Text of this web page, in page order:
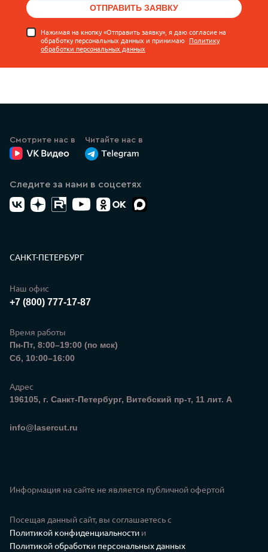
ОТПРАВИТЬ ЗАЯВКУ
Нажимая на кнопку «Отправить заявку», я даю согласие на
обработку персональных данных и принимаю Политику
обработки персональных данных
Смотрите нас в
ВК Видео
Читайте нас в
Канал Лазеркат в Телеграмме
Следите за нами в соцсетях
ВК ДзенRuTubeYouTubeОдноклассники
Max
Контакты
САНКТ-ПЕТЕРБУРГ
Наш офис
+7 (800) 777-17-87
Время работы
Пн-Пт, 8:00–19:00 (по мск)
Сб, 10:00–16:00
Адрес
196105, г. Санкт-Петербург, Витебский пр-т, 11 лит. А
Электронная почта
info@lasercut.ru
Посещая данный сайт, вы соглашаетесь с
Политикой конфиденциальности и
Политикой обработки персональных данных
Информация на сайте не является публичной офертой